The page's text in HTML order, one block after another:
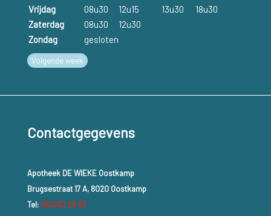
Vrijdag
08u30 12u15 13u30
18u30
Zaterdag
08u30
12u30
Zondag
gesloten
Volgende week
Contactgegevens
Apotheek DE WIEKE Oostkamp
Brugsestraat 17 A, 8020 Oostkamp
Tel: 050/82 28 83